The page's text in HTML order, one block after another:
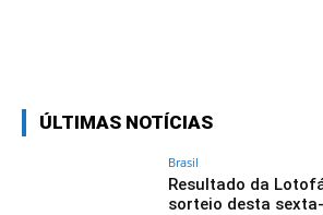
ÚLTIMAS NOTÍCIAS
Brasil
Resultado da
sorteio desta